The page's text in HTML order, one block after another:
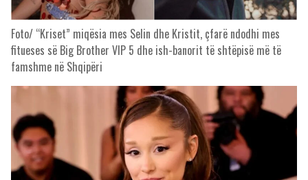
Foto/ “Kriset” miqësia mes Selin dhe Kristit, çfarë ndodhi mes
fitueses së Big Brother VIP 5 dhe ish-banorit të shtëpisë më të
famshme në Shqipëri